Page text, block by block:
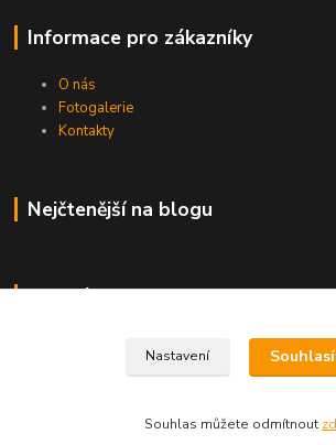
Informace pro zákazníky
O nás
Fotogalerie
Kontakty
Nejčtenější na blogu
Kde nás najdete
Nastavení
Souhlas můžete odmítnout